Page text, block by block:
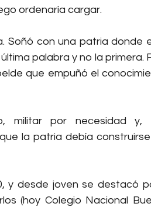
ordenaría cargar.
Soñó con una patria donde
palabra y no la primera.
que empuñó el
militar por necesidad y,
la patria debía
y desde joven se destacó
(hoy Colegio Nacional